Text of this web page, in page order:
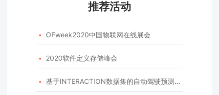
推荐活动
 OFweek2020中国物联网在线展会
 2020软件定义存储峰会
 基于INTERACTION数据集的自动驾驶预测模型挑战赛